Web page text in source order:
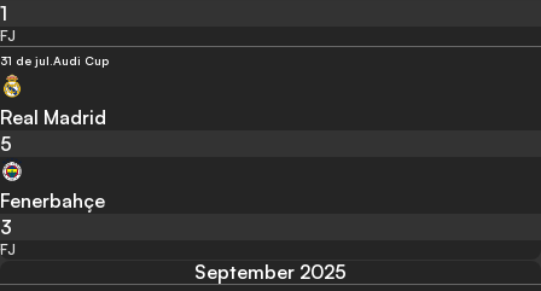
1
FJ
31 de jul. Audi Cup
Real Madrid
5
Fenerbahçe
3
FJ
September 2025